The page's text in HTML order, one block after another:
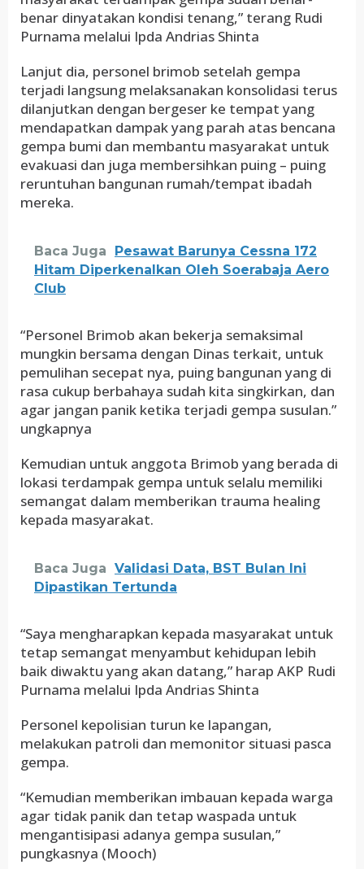
benar dinyatakan kondisi tenang,” terang Rudi
Purnama melalui Ipda Andrias Shinta
Lanjut dia, personel brimob setelah gempa
terjadi langsung melaksanakan konsolidasi terus
dilanjutkan dengan bergeser ke tempat yang
mendapatkan dampak yang parah atas bencana
gempa bumi dan membantu masyarakat untuk
evakuasi dan juga membersihkan puing – puing
reruntuhan bangunan rumah/tempat ibadah
mereka.
Baca Juga
Pesawat Barunya Cessna 172
Hitam Diperkenalkan Oleh Soerabaja Aero
Club
“Personel Brimob akan bekerja semaksimal
mungkin bersama dengan Dinas terkait, untuk
pemulihan secepat nya, puing bangunan yang di
rasa cukup berbahaya sudah kita singkirkan, dan
agar jangan panik ketika terjadi gempa susulan.”
ungkapnya
Kemudian untuk anggota Brimob yang berada di
lokasi terdampak gempa untuk selalu memiliki
semangat dalam memberikan trauma healing
kepada masyarakat.
Baca Juga Validasi Data, BST Bulan Ini
Dipastikan Tertunda
“Saya mengharapkan kepada masyarakat untuk
tetap semangat menyambut kehidupan lebih
baik diwaktu yang akan datang,” harap AKP Rudi
Purnama melalui Ipda Andrias Shinta
Personel kepolisian turun ke lapangan,
melakukan patroli dan memonitor situasi pasca
gempa.
“Kemudian memberikan imbauan kepada warga
agar tidak panik dan tetap waspada untuk
mengantisipasi adanya gempa susulan,”
pungkasnya (Mooch)